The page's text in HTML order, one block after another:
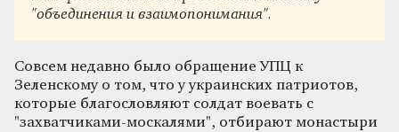
"объединения и взаимопонимания".
Совсем недавно было обращение УПЦ к
Зеленскому о том, что у украинских патриотов,
которые благословляют солдат воевать с
"захватчиками-москалями", отбирают монастыри